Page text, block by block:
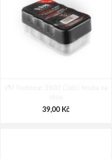
01 černá 32 L
1 495,00 Kč
VM Footwear 3900 Čistící houba na
obuv
39,00 Kč